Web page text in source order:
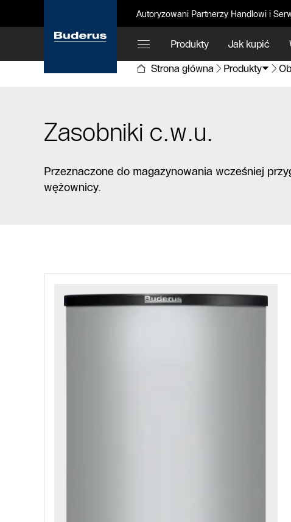
Autoryzowani Partnerzy Handlowi i
Produkty Jak kupić
Strona główna
Produkty
Zasobniki c.w.u.
Przeznaczone do magazynowania wcześniej
wężownicy.